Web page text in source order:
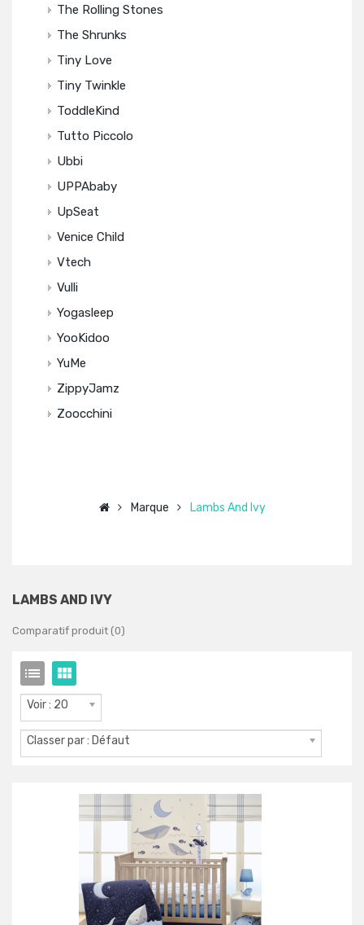
The Rolling Stones
The Shrunks
Tiny Love
Tiny Twinkle
ToddleKind
Tutto Piccolo
Ubbi
UPPAbaby
UpSeat
Venice Child
Vtech
Vulli
Yogasleep
YooKidoo
YuMe
ZippyJamz
Zoocchini
Marque Lambs And Ivy
LAMBS AND IVY
Comparatif produit (0)
Voir : 20
Classer par : Défaut